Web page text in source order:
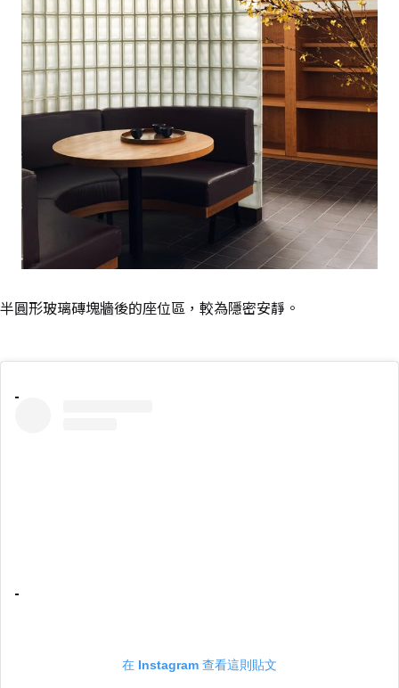
半圓形玻璃磚塊牆後的座位區，較為隱密安靜。
在 Instagram 查看這則貼文